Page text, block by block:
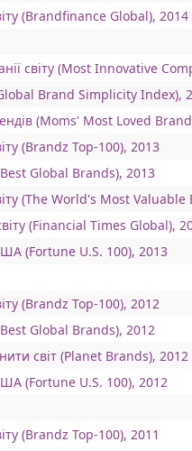
(Brandfinance Global), 2014
світу (Most Innovative
Brand Simplicity Index),
(Moms' Most Loved
(Brandz Top-100), 2013
Global Brands), 2013
(The World's Most Valuable
(Financial Times Global),
(Fortune U.S. 100), 2013
(Brandz Top-100), 2012
Global Brands), 2012
світ (Planet Brands), 2012
(Fortune U.S. 100), 2012
(Brandz Top-100), 2011